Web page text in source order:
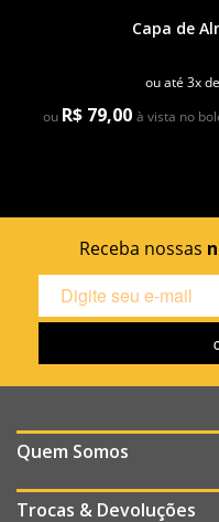
Capa de
ou até 3x
ou R$ 79,00 à vista no
Receba nossas
Quem Somos
Trocas & Devoluções